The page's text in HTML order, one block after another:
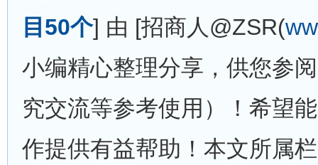
目50个] 由 [招商人@ZSR(
小编精心整理分享，供您参
究交流等参考使用）！希望
作提供有益帮助！本文所属